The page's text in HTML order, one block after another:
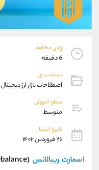
زمان مطالعه
6 دقیقه
دسته بندی
اصطلاحات بازار ارز دیجیتال
سطح آموزش
متوسط
تاریخ انتشار
۲۶ فروردین ۱۴۰۲
اسمارت ریبالانس (Smart Rebalance)
واتساپ
تلگرام
موبایل
تلگرام
تلفن